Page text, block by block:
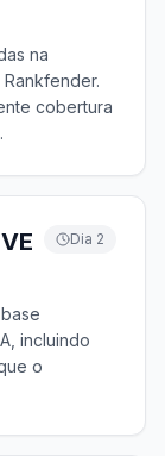
na
cobertura
Dia 2
incluindo
o